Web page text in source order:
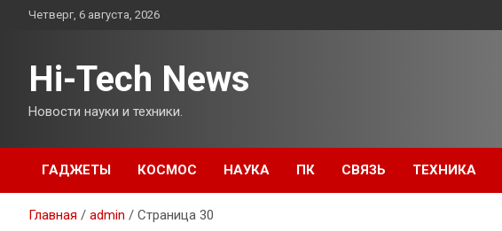
ПерейтиЧетверг, 6 августа, 2026
Hi-Tech News
Новости науки и техники.
ГАДЖЕТЫ КОСМОС НАУКА ПК СВЯЗЬ ТЕХНИКА
Главная admin Страница 30